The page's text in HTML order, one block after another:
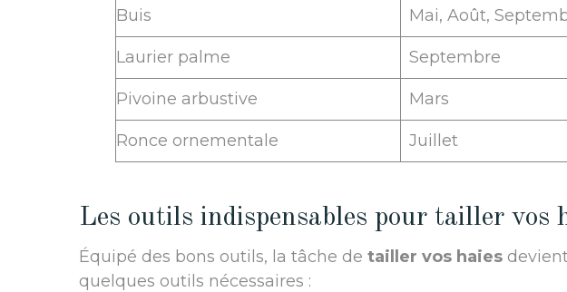
Buis Mai, Août,
Laurier palme Septembre
Pivoine arbustive Mars
Ronce ornementale Juillet
Les outils indispensables pour tailler vos
Équipé des bons outils, la tâche de tailler vos haies
quelques outils nécessaires :